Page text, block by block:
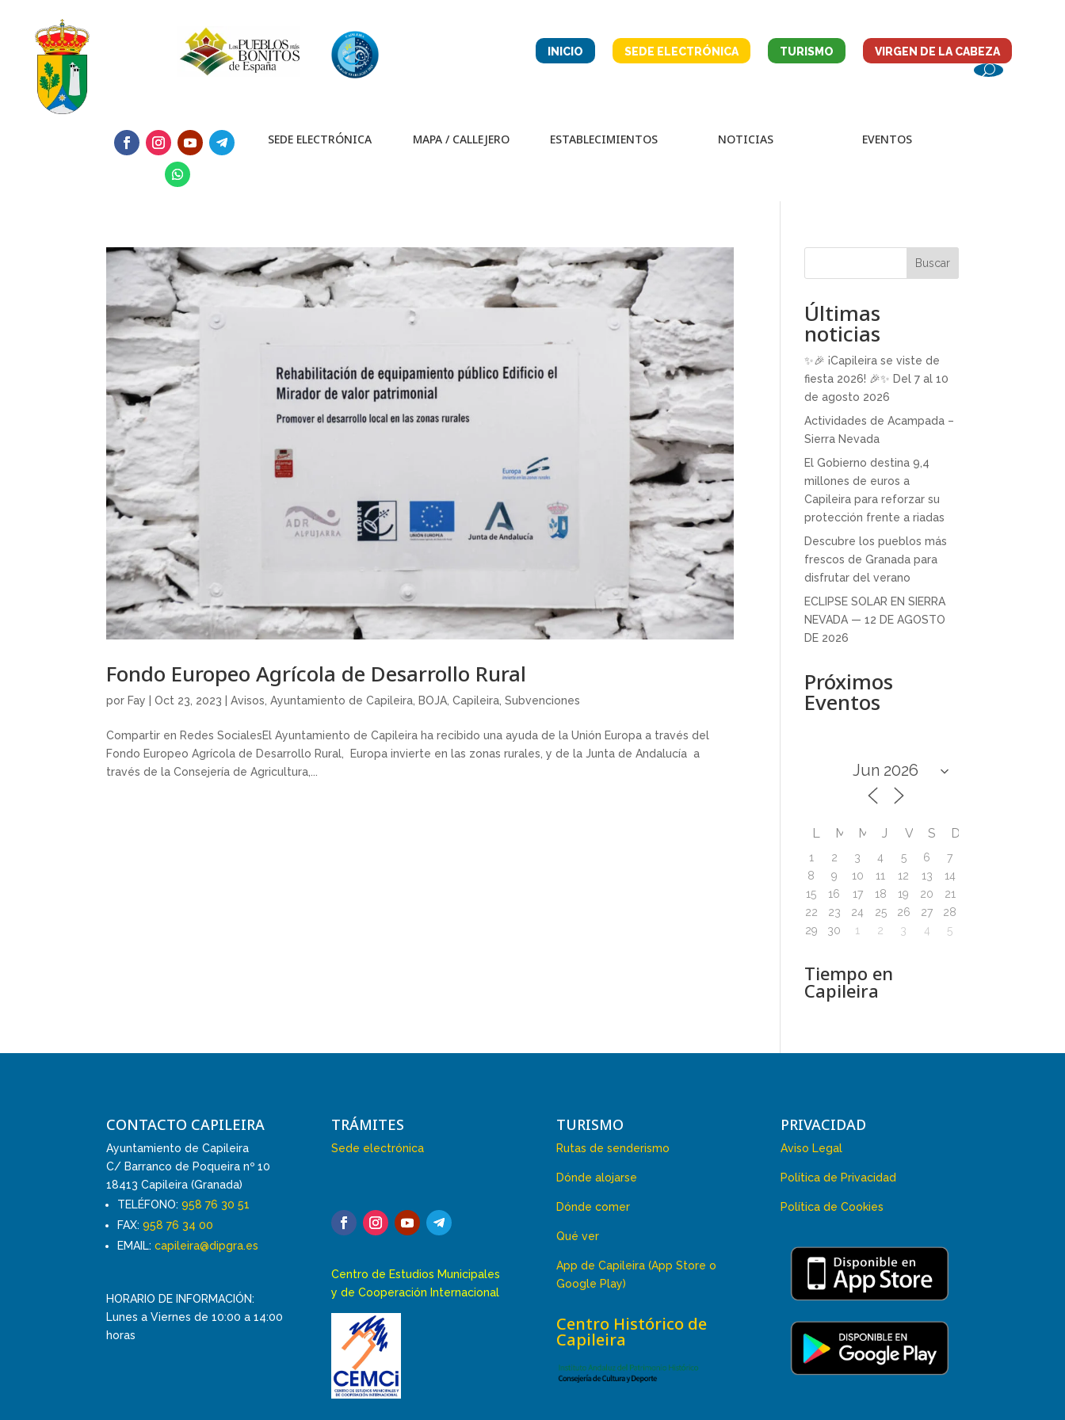
INICIO SEDE ELECTRÓNICA TURISMO VIRGEN DE LA CABEZA
SEDE ELECTRÓNICA MAPA / CALLEJERO ESTABLECIMIENTOS NOTICIAS EVENTOS
Fondo Europeo Agrícola de Desarrollo Rural
por Fay |Oct 23, 2023 |Avisos ,Ayuntamiento de Capileira BOJA ,Capileira ,Subvenciones
Compartir en Redes SocialesEl Ayuntamiento de Capileira ha recibido una ayuda de la Unión Europa a través del
Fondo Europeo Agrícola de Desarrollo Rural, Europa invierte en las zonas rurales, y de la Junta de Andalucía a
través de la Consejería de Agricultura,...
Buscar
Últimas
noticias
✨🎉 ¡Capileira se viste de
fiesta 2026! 🎉✨ Del 7 al 10
de agosto 2026
Actividades de Acampada –
Sierra Nevada
El Gobierno destina 9,4
millones de euros a
Capileira para reforzar su
protección frente a riadas
Descubre los pueblos más
frescos de Granada para
disfrutar del verano
ECLIPSE SOLAR EN SIERRA
NEVADA — 12 DE AGOSTO
DE 2026
Próximos
Eventos
L M M J V S D
1 2 3 4 5 6
7
8
9 10 11 12 13
14
15
16 17 18 19 20
21
22
23 24 25 26 27
28
29
30 1 2 3 4 5
Tiempo en
Capileira
CONTACTO CAPILEIRA
Ayuntamiento de Capileira
C/ Barranco de Poqueira nº 10
18413 Capileira (Granada)
TELÉFONO:958 76 30 51
FAX:958 76 34 00
EMAIL:capileira@dipgra.es
HORARIO DE INFORMACIÓN:
Lunes a Viernes de 10:00 a 14:00
horas
TRÁMITES
Sede electrónica
Centro de Estudios Municipales
y de Cooperación Internacional
TURISMO
Rutas de senderismo
Dónde alojarse
Dónde comer
Qué ver
App de Capileira (App Store o
Google Play)
Centro Histórico de
Capileira
PRIVACIDAD
Aviso Legal
Política de Privacidad
Política de Cookies